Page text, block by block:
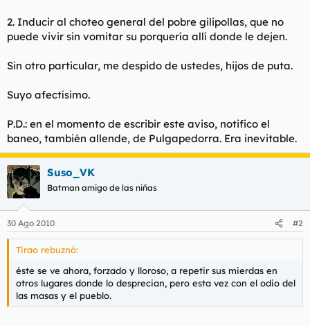
2. Inducir al choteo general del pobre gilipollas, que no
puede vivir sin vomitar su porquería allí donde le dejen.
Sin otro particular, me despido de ustedes, hijos de puta.
Suyo afectísimo.
P.D.: en el momento de escribir este aviso, notifico el
baneo, también allende, de Pulgapedorra. Era inevitable.
Suso_VK
Batman amigo de las niñas
30 Ago 2010 #2
Tirao rebuznó:
éste se ve ahora, forzado y lloroso, a repetir sus mierdas en
otros lugares donde lo desprecian, pero esta vez con el odio del
las masas y el pueblo.